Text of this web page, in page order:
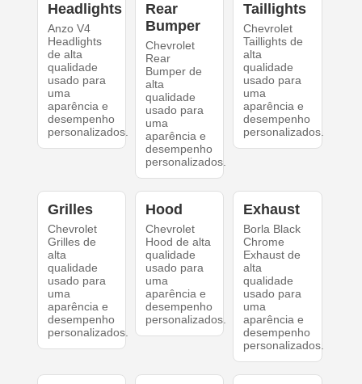
Headlights
Anzo V4
Headlights
de alta
qualidade
usado para
uma
aparência e
desempenho
personalizados.
Rear
Bumper
Chevrolet
Rear
Bumper de
alta
qualidade
usado para
uma
aparência e
desempenho
personalizados.
Taillights
Chevrolet
Taillights de
alta
qualidade
usado para
uma
aparência e
desempenho
personalizados.
Grilles
Chevrolet
Grilles de
alta
qualidade
usado para
uma
aparência e
desempenho
personalizados.
Hood
Chevrolet
Hood de alta
qualidade
usado para
uma
aparência e
desempenho
personalizados.
Exhaust
Borla Black
Chrome
Exhaust de
alta
qualidade
usado para
uma
aparência e
desempenho
personalizados.